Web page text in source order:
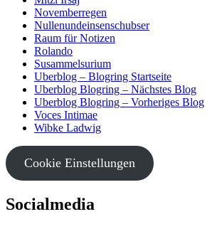
Novemberregen
Nullenundeinsenschubser
Raum für Notizen
Rolando
Susammelsurium
Uberblog – Blogring Startseite
Uberblog Blogring – Nächstes Blog
Uberblog Blogring – Vorheriges Blog
Voces Intimae
Wibke Ladwig
Cookie Einstellungen
Socialmedia